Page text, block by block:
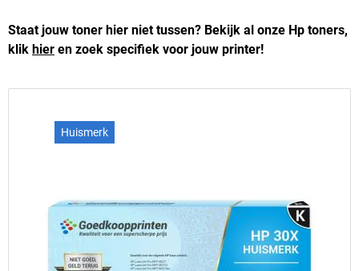
Staat jouw toner hier niet tussen? Bekijk al onze Hp toners,
klik hier en zoek specifiek voor jouw printer!
Huismerk